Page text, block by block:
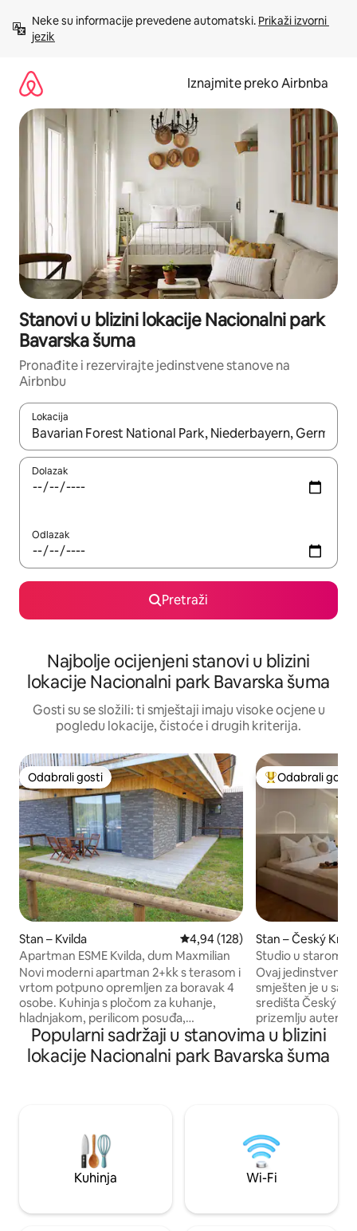
sadržaj
Neke su informacije prevedene automatski. Prikaži izvorni
jezik
Iznajmite preko Airbnba
Stanovi u blizini lokacije Nacionalni park
Bavarska šuma
Pronađite i rezervirajte jedinstvene stanove na
Airbnbu
Lokacija
Kada budu dostupni rezultati, moći ćete ih pregledati
Dolazak
Odlazak
Pretraži
Najbolje ocijenjeni stanovi u blizini
lokacije Nacionalni park Bavarska šuma
Gosti su se složili: ti smještaji imaju visoke ocjene u
pogledu lokacije, čistoće i drugih kriterija.
Odabrali gosti
Odabrali gosti
Stan – Kvilda Prosječna ocjena: 4,94/5,
4,94 (128)
Apartman ESME Kvilda, dum Maxmilian
Novi moderni apartman 2+kk s terasom i
vrtom potpuno opremljen za boravak 4
osobe. Kuhinja s pločom za kuhanje,
hladnjakom, perilicom posuđa,
kombiniranom pećnicom, tosterom,
brzim kuhalom za vodu. Spavaća soba s
bračnim krevetom. Dnevni boravak s
Primo u centru Kvildy, preko ceste 2
male skijaške staze, opsežne staze za
trčanje i biciklističke staze. Prekrasna
priroda Nacionalnog parka Šumava.
Među najviše
Odabrali gosti
Stan – Český
Studio u starom
Ovaj jedinstveni,
smješten je u
središta Český
prizemlju
Unutrašnjost je u
a naglasak je bio
funkcionalnosti.
potpuno
sve one koji žele
dok su na
Popularni sadržaji u stanovima u blizini
lokacije Nacionalni park Bavarska šuma
Kuhinja Wi-Fi